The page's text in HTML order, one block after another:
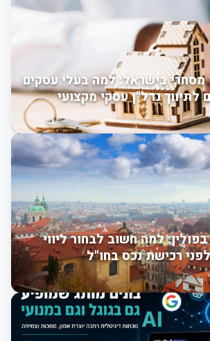
בישראל: למה בעלי עסקים
לתיווך נדל"ן עסקי מקצועי
למה חשוב לבחור ליווי
רכישת נכס בחו"ל